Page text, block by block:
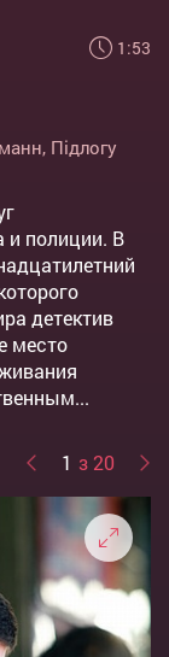
1:53
, Підлогу
и полиции. В
детектив
место
1 з 20